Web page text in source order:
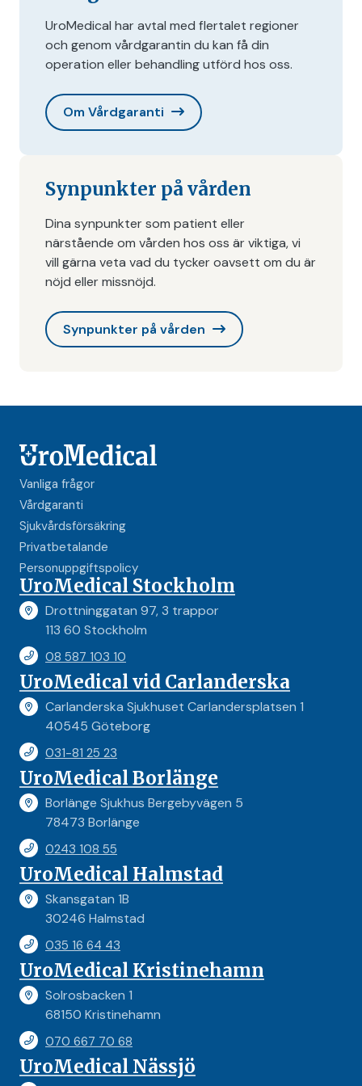
UroMedical har avtal med flertalet regioner
och genom vårdgarantin du kan få din
operation eller behandling utförd hos oss.
Om Vårdgaranti
Synpunkter på vården
Dina synpunkter som patient eller
närstående om vården hos oss är viktiga, vi
vill gärna veta vad du tycker oavsett om du är
nöjd eller missnöjd.
Synpunkter på vården
Vanliga frågor
Vårdgaranti
Sjukvårdsförsäkring
Privatbetalande
Personuppgiftspolicy
UroMedical Stockholm
Drottninggatan 97, 3 trappor
113 60 Stockholm
08 587 103 10
UroMedical vid Carlanderska
Carlanderska Sjukhuset Carlandersplatsen 1
40545 Göteborg
031-81 25 23
UroMedical Borlänge
Borlänge Sjukhus Bergebyvägen 5
78473 Borlänge
0243 108 55
UroMedical Halmstad
Skansgatan 1B
30246 Halmstad
035 16 64 43
UroMedical Kristinehamn
Solrosbacken 1
68150 Kristinehamn
070 667 70 68
UroMedical Nässjö